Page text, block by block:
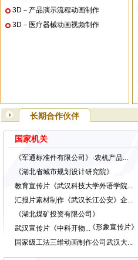
3D－产品演示流程动画制作
3D－医疗器械动画视频制作
长期合作伙伴
国家机关
《军通标准件有限公司》·农机产品...
《湖北省城市规划设计研究院》
教育宣传片《武汉科技大学外语学院...
汇报片素材制作《武汉长江公安》企...
《湖北煤矿投资有限公司》
武汉宣传片《中科开物... 《形象宣传片》
国家级工法三维动画制作公司武汉大...